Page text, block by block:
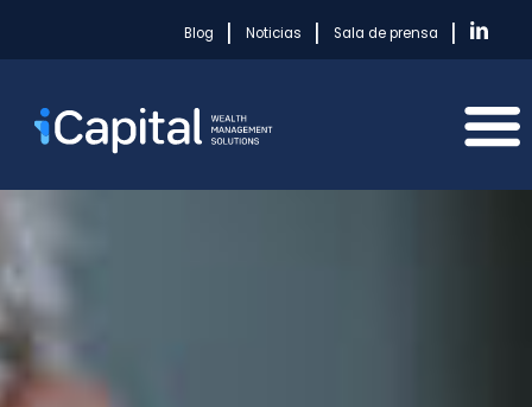
Blog | Noticias | Sala de prensa |